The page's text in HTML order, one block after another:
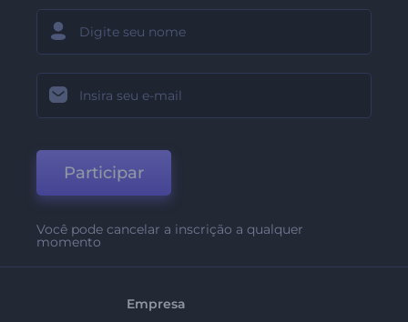
Participar
Você pode cancelar a inscrição a qualquer
momento
Empresa